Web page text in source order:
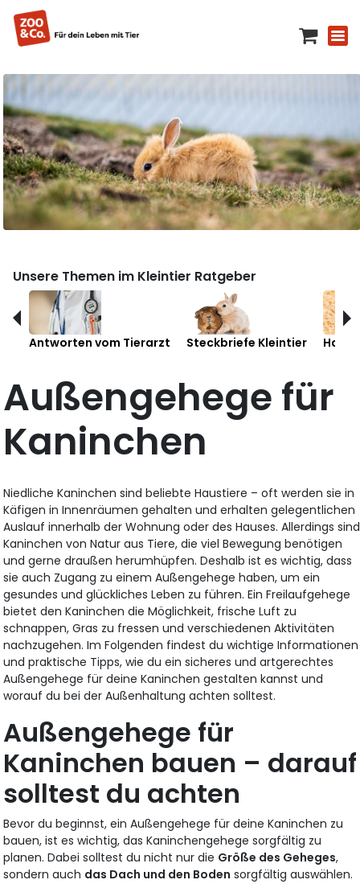
Unsere Themen im Kleintier Ratgeber
Antworten vom Tierarzt Steckbriefe Kleintier
Außengehege für
Kaninchen
Niedliche Kaninchen sind beliebte Haustiere – oft werden sie in
Käfigen in Innenräumen gehalten und erhalten gelegentlichen
Auslauf innerhalb der Wohnung oder des Hauses. Allerdings sind
Kaninchen von Natur aus Tiere, die viel Bewegung benötigen
und gerne draußen herumhüpfen. Deshalb ist es wichtig, dass
sie auch Zugang zu einem Außengehege haben, um ein
gesundes und glückliches Leben zu führen. Ein Freilaufgehege
bietet den Kaninchen die Möglichkeit, frische Luft zu
schnappen, Gras zu fressen und verschiedenen Aktivitäten
nachzugehen. Im Folgenden findest du wichtige Informationen
und praktische Tipps, wie du ein sicheres und artgerechtes
Außengehege für deine Kaninchen gestalten kannst und
worauf du bei der Außenhaltung achten solltest.
Außengehege für
Kaninchen bauen – darauf
solltest du achten
Bevor du beginnst, ein Außengehege für deine Kaninchen zu
bauen, ist es wichtig, das Kaninchengehege sorgfältig zu
planen. Dabei solltest du nicht nur die Größe des Geheges,
sondern auch das Dach und den Boden sorgfältig auswählen.